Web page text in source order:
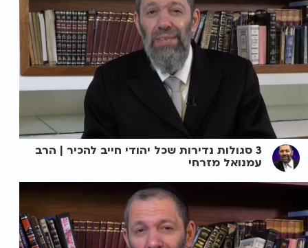
3 סגולות נדירות שכל יהודי חייב להכיר | הרב
עמנואל מזרחי